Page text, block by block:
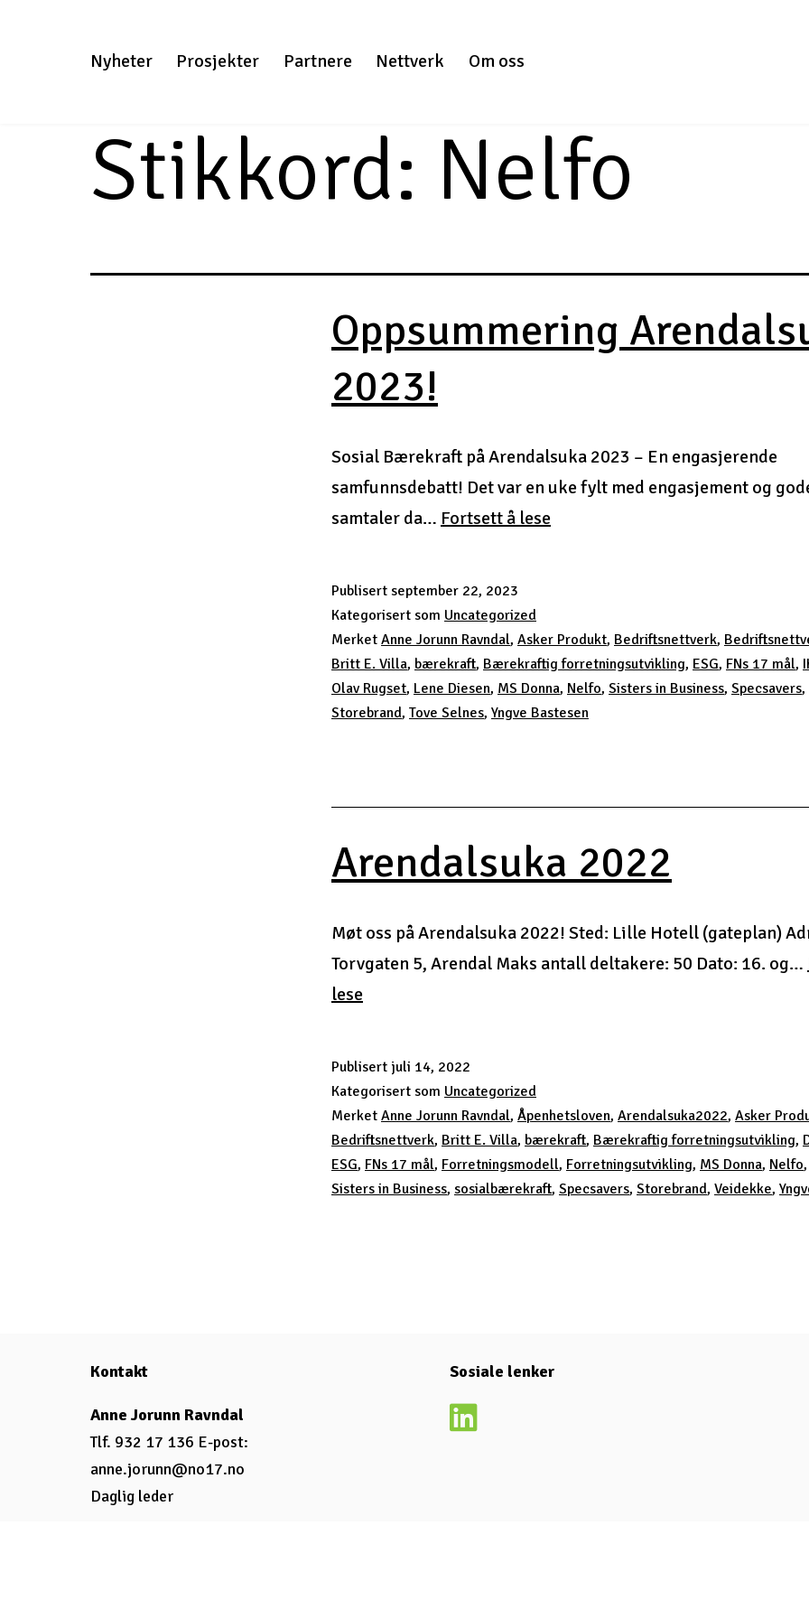
Nyheter Prosjekter Partnere Nettverk Om oss
Stikkord: Nelfo
Oppsummering
2023!
Sosial Bærekraft på Arendalsuka 2023 – En engasjerende
samfunnsdebatt! Det var en uke fylt med engasjement og
samtaler da… Fortsett å leseOppsummering
Publisert september 22, 2023
Kategorisert som Uncategorized
Merket Anne Jorunn Ravndal, Asker Produkt, Bedriftsnettverk,
Britt E. Villa, bærekraft, Bærekraftig forretningsutvikling, ESG, FNs 17 mål,
Olav Rugset, Lene Diesen, MS Donna, Nelfo, Sisters in Business, Specsavers,
Storebrand, Tove Selnes, Yngve Bastesen
Arendalsuka 2022
Møt oss på Arendalsuka 2022! Sted: Lille Hotell (gateplan)
Torvgaten 5, Arendal Maks antall deltakere: 50 Dato: 16. og…
leseArendalsuka
Publisert juli 14, 2022
Kategorisert som Uncategorized
Merket Anne Jorunn Ravndal, Åpenhetsloven, Arendalsuka2022, Asker
Bedriftsnettverk, Britt E. Villa, bærekraft, Bærekraftig forretningsutvikling,
ESG, FNs 17 mål, Forretningsmodell, Forretningsutvikling, MS Donna, Nelfo,
Sisters in Business, sosialbærekraft, Specsavers, Storebrand, Veidekke,
Kontakt
Anne Jorunn Ravndal
Tlf. 932 17 136 E-post:
anne.jorunn@no17.no
Daglig leder
Sosiale lenker